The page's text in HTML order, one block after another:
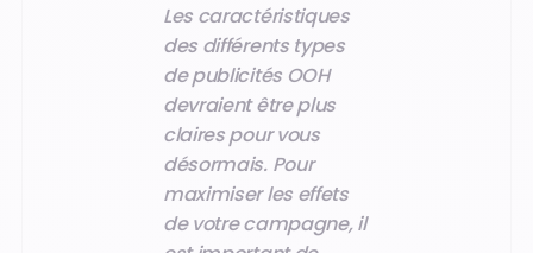
Les caractéristiques
des différents types
de publicités OOH
devraient être plus
claires pour vous
désormais. Pour
maximiser les effets
de votre campagne, il